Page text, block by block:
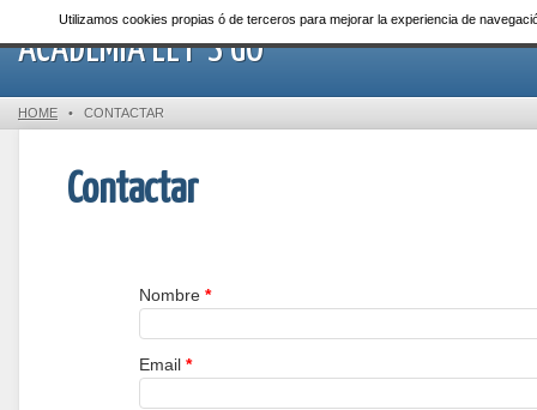
ACADEMIA LET´S GO
HOME • CONTACTAR
Contactar
Nombre *
Email *
Utilizamos cookies propias ó de terceros para mejorar la experiencia de